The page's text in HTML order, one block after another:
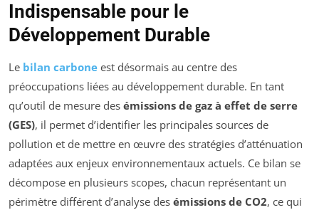
Indispensable pour le
Développement Durable
Le bilan carbone est désormais au centre des
préoccupations liées au développement durable. En tant
qu’outil de mesure des émissions de gaz à effet de serre
(GES), il permet d’identifier les principales sources de
pollution et de mettre en œuvre des stratégies d’atténuation
adaptées aux enjeux environnementaux actuels. Ce bilan se
décompose en plusieurs scopes, chacun représentant un
périmètre différent d’analyse des émissions de CO2, ce qui